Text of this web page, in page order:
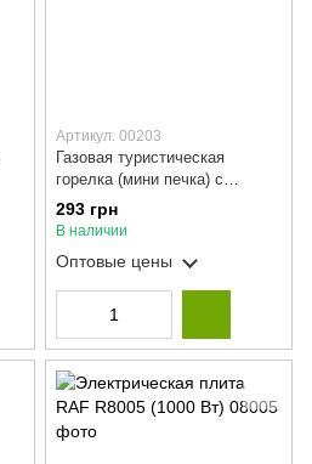
Артикул: 00203
Газовая туристическая
горелка (мини печка) с
пьезоподжигом Kovar K-203
293 грн
В наличии
Оптовые цены